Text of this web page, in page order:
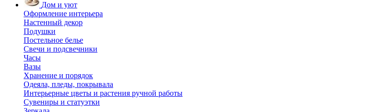
Дом и уют
Оформление интерьера
Настенный декор
Подушки
Постельное белье
Свечи и подсвечники
Часы
Вазы
Хранение и порядок
Одеяла, пледы, покрывала
Интерьерные цветы и растения ручной работы
Сувениры и статуэтки